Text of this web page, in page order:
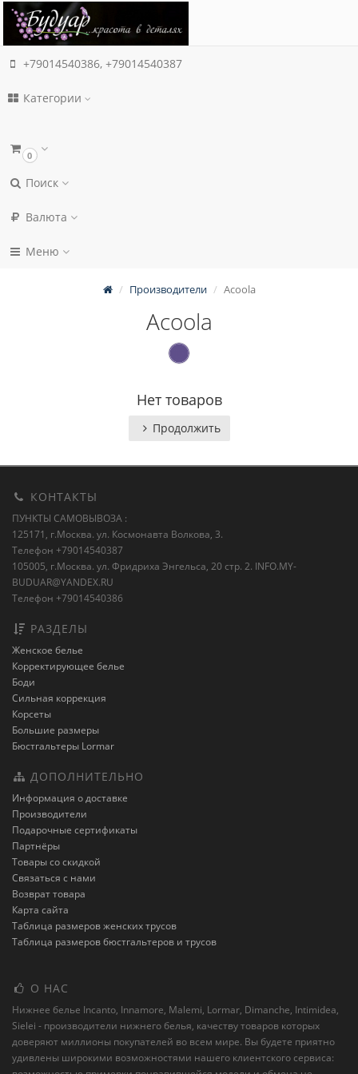
+79014540386, +79014540387
Категории
0
Поиск
Валюта
Меню
Производители Acoola
Acoola
Нет товаров
Продолжить
КОНТАКТЫ
ПУНКТЫ САМОВЫВОЗА :
125171, г.Москва. ул. Космонавта Волкова, 3.
Телефон +79014540387
105005, г.Москва. ул. Фридриха Энгельса, 20 стр. 2. INFO.MY-
BUDUAR@YANDEX.RU
Телефон +79014540386
РАЗДЕЛЫ
Женское белье
Корректирующее белье
Боди
Сильная коррекция
Корсеты
Большие размеры
Бюстгальтеры Lormar
ДОПОЛНИТЕЛЬНО
Информация о доставке
Производители
Подарочные сертификаты
Партнёры
Товары со скидкой
Связаться с нами
Возврат товара
Карта сайта
Таблица размеров женских трусов
Таблица размеров бюстгальтеров и трусов
О НАС
Нижнее белье Incanto, Innamore, Malemi, Lormar, Dimanche, Intimidea,
Sielei - производители нижнего белья, качеству товаров которых
доверяют миллионы покупателей во всем мире. Вы будете приятно
удивлены широкими возможностями нашего клиентского сервиса: